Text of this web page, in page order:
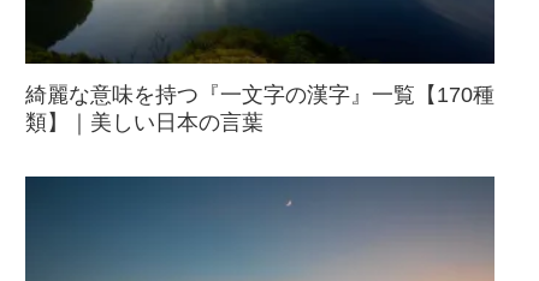
綺麗な意味を持つ『一文字の漢字』一覧【170種
類】｜美しい日本の言葉